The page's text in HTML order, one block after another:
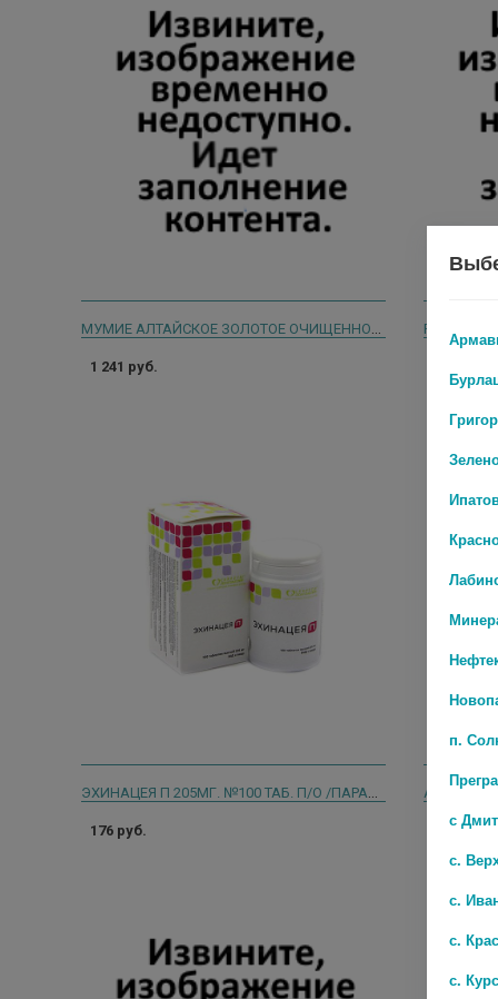
МУМИЕ АЛТАЙСКОЕ ЗОЛОТОЕ ОЧИЩЕННОЕ 200МГ. №200 ТАБ. /ЭВАЛАР/
1 241 руб.
ЭХИНАЦЕЯ П 205МГ. №100 ТАБ. П/О /ПАРАФАРМ/
176 руб.
АРТЛАЙФ
1 860
п.
с
с.
с.
с.
с.